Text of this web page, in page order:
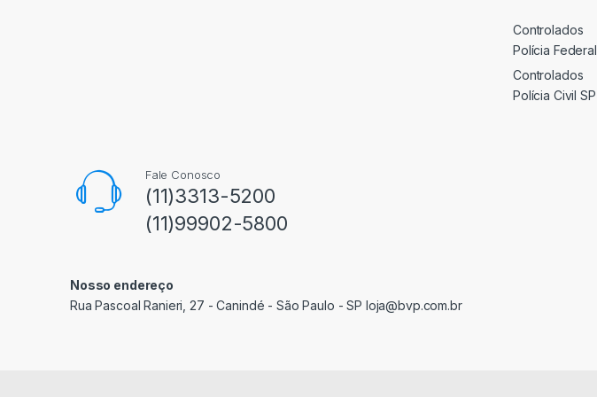
Fale Conosco
(11)3313-5200
(11)99902-5800
Nosso endereço
Rua Pascoal Ranieri, 27 - Canindé - São Paulo - SP loja@bvp.com.br
Controlados
Polícia Federal
Controlados
Polícia Civil SP